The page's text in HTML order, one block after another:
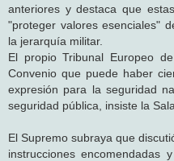
anteriores y destaca que
"proteger valores esenciales"
la jerarquía militar.
El propio Tribunal Europeo
Convenio que puede haber
expresión para la seguridad
seguridad pública, insiste la Sala.
El Supremo subraya que
instrucciones